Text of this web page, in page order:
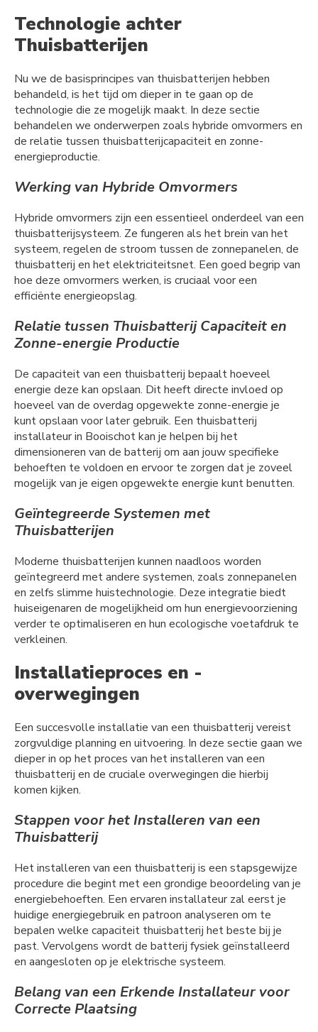
Technologie achter
Thuisbatterijen
Nu we de basisprincipes van thuisbatterijen hebben
behandeld, is het tijd om dieper in te gaan op de
technologie die ze mogelijk maakt. In deze sectie
behandelen we onderwerpen zoals hybride omvormers en
de relatie tussen thuisbatterijcapaciteit en zonne-
energieproductie.
Werking van Hybride Omvormers
Hybride omvormers zijn een essentieel onderdeel van een
thuisbatterijsysteem. Ze fungeren als het brein van het
systeem, regelen de stroom tussen de zonnepanelen, de
thuisbatterij en het elektriciteitsnet. Een goed begrip van
hoe deze omvormers werken, is cruciaal voor een
efficiënte energieopslag.
Relatie tussen Thuisbatterij Capaciteit en
Zonne-energie Productie
De capaciteit van een thuisbatterij bepaalt hoeveel
energie deze kan opslaan. Dit heeft directe invloed op
hoeveel van de overdag opgewekte zonne-energie je
kunt opslaan voor later gebruik. Een thuisbatterij
installateur in Booischot kan je helpen bij het
dimensioneren van de batterij om aan jouw specifieke
behoeften te voldoen en ervoor te zorgen dat je zoveel
mogelijk van je eigen opgewekte energie kunt benutten.
Geïntegreerde Systemen met
Thuisbatterijen
Moderne thuisbatterijen kunnen naadloos worden
geïntegreerd met andere systemen, zoals zonnepanelen
en zelfs slimme huistechnologie. Deze integratie biedt
huiseigenaren de mogelijkheid om hun energievoorziening
verder te optimaliseren en hun ecologische voetafdruk te
verkleinen.
Installatieproces en -
overwegingen
Een succesvolle installatie van een thuisbatterij vereist
zorgvuldige planning en uitvoering. In deze sectie gaan we
dieper in op het proces van het installeren van een
thuisbatterij en de cruciale overwegingen die hierbij
komen kijken.
Stappen voor het Installeren van een
Thuisbatterij
Het installeren van een thuisbatterij is een stapsgewijze
procedure die begint met een grondige beoordeling van je
energiebehoeften. Een ervaren installateur zal eerst je
huidige energiegebruik en patroon analyseren om te
bepalen welke capaciteit thuisbatterij het beste bij je
past. Vervolgens wordt de batterij fysiek geïnstalleerd
en aangesloten op je elektrische systeem.
Belang van een Erkende Installateur voor
Correcte Plaatsing